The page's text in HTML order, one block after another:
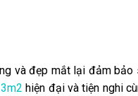
và đẹp mắt lại đảm
hiện đại và tiện nghi